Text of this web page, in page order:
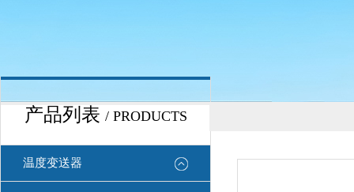
产品列表 / PRODUCTS
温度变送器